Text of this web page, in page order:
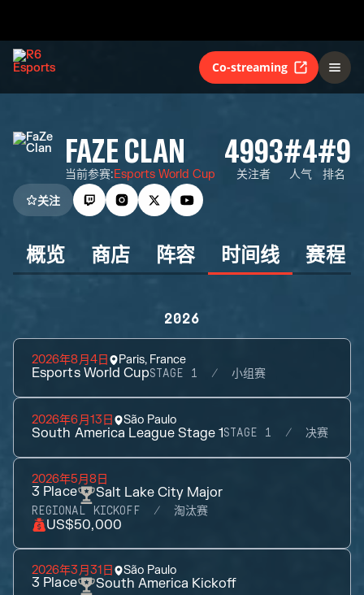
Co-streaming
FAZE CLAN
当前参赛:Esports World Cup
4993
关注者
#4
人气
#9
排名
关注
概览 商店 阵容 时间线 赛程
2026
2026年8月4日 Paris, France
Esports World CupSTAGE 1 小组赛
2026年6月13日 São Paulo
South America League Stage 1STAGE 1 决赛
2026年5月8日
3 Place Salt Lake City Major
REGIONAL KICKOFF 淘汰赛
US$50,000
2026年3月31日 São Paulo
3 Place South America Kickoff